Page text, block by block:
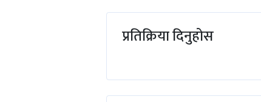
प्रतिक्रिया दिनुहोस